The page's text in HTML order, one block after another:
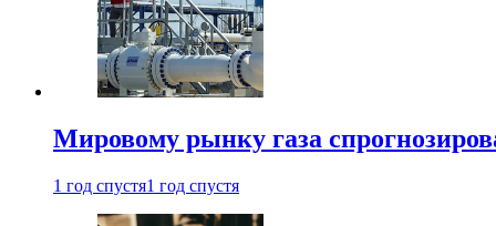
Мировому рынку газа
1 год спустя1 год спустя